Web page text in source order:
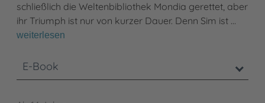
schließlich die Weltenbibliothek Mondia gerettet, aber
ihr Triumph ist nur von kurzer Dauer. Denn Sim ist …
weiterlesen
E-Book